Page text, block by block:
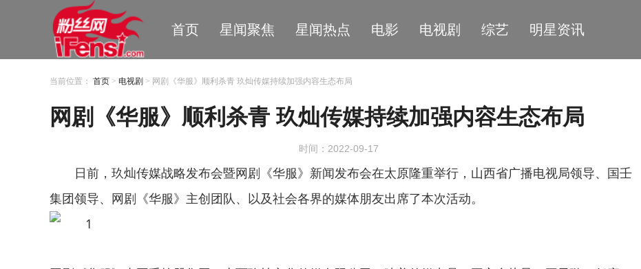
首页 星闻聚焦 星闻热点 电影 电视剧 综艺 明星资讯
当前位置： 首页 > 电视剧 > 网剧《华服》顺利杀青 玖灿传媒持续加强内容生态布局
网剧《华服》顺利杀青 玖灿传媒持续加强内容生态布局
时间：2022-09-17
日前，玖灿传媒战略发布会暨网剧《华服》新闻发布会在太原隆重举行，山西省广播电视局领导、国壬
集团领导、网剧《华服》主创团队、以及社会各界的媒体朋友出席了本次活动。